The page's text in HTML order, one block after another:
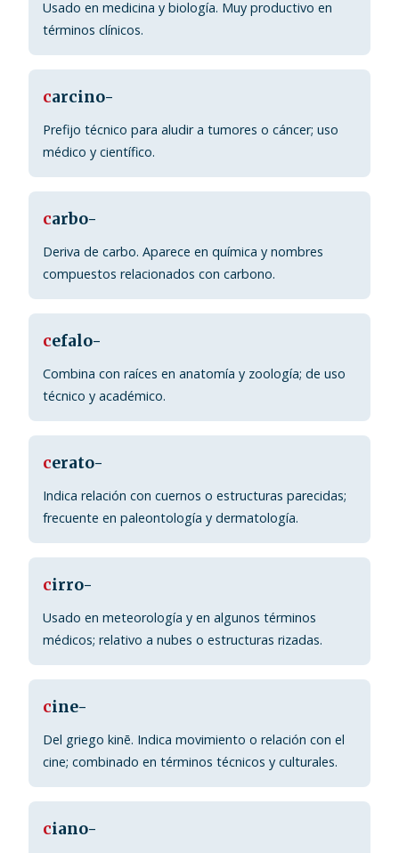
Usado en medicina y biología. Muy productivo en
términos clínicos.
carcino-
Prefijo técnico para aludir a tumores o cáncer; uso
médico y científico.
carbo-
Deriva de carbo. Aparece en química y nombres
compuestos relacionados con carbono.
cefalo-
Combina con raíces en anatomía y zoología; de uso
técnico y académico.
cerato-
Indica relación con cuernos o estructuras parecidas;
frecuente en paleontología y dermatología.
cirro-
Usado en meteorología y en algunos términos
médicos; relativo a nubes o estructuras rizadas.
cine-
Del griego kinē. Indica movimiento o relación con el
cine; combinado en términos técnicos y culturales.
ciano-